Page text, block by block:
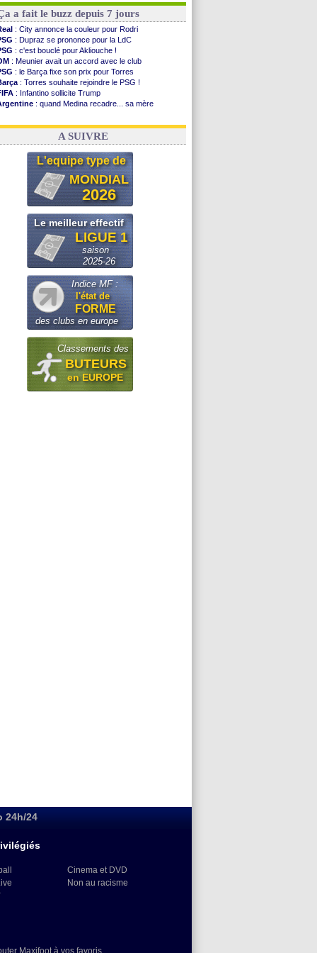
a fait le buzz depuis 7 jours
: City annonce la couleur pour Rodri
: Dupraz se prononce pour la LdC
: c'est bouclé pour Akliouche !
: Meunier avait un accord avec le club
: le Barça fixe son prix pour Torres
: Torres souhaite rejoindre le PSG !
: Infantino sollicite Trump
: quand Medina recadre... sa mère
: Paixão attire un 2e club anglais
A SUIVRE
L'equipe type de
MONDIAL
2026
Le meilleur effectif
LIGUE 1
saison
2025-26
Indice MF :
l'état de
FORME
des clubs en europe
Classements des
BUTEURS
en EUROPE
24h/24
Cinema et DVD
Non au racisme
Maxifoot à vos favoris